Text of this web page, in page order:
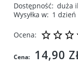
Dostępność: duża
Wysyłka w: 1 dzień
Ocena:
Cena: 14,90